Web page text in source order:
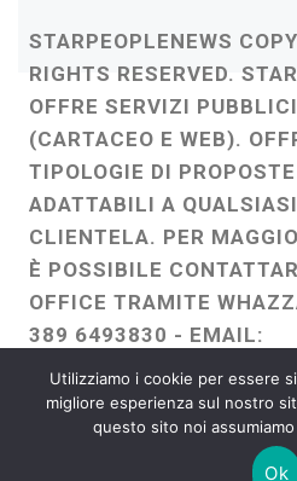
STARPEOPLENEWS
RIGHTS RESERVED.
OFFRE SERVIZI
(CARTACEO E WEB).
TIPOLOGIE DI
ADATTABILI A
CLIENTELA. PER
È POSSIBILE
OFFICE TRAMITE
389 6493830 - EMAIL:
WEBMASTER :
FREELANCE
Utilizziamo i cookie per essere
migliore esperienza sul nostro
questo sito noi
Ok